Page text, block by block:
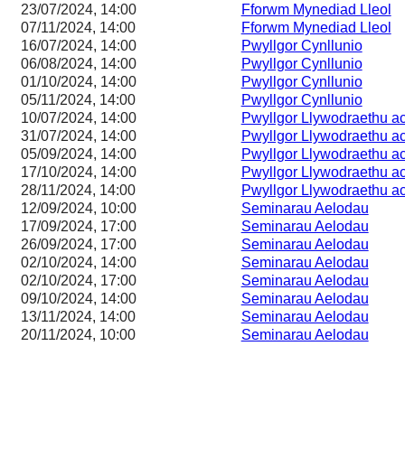
23/07/2024, 14:00 Fforwm Mynediad Lleol
07/11/2024, 14:00 Fforwm Mynediad Lleol
16/07/2024, 14:00 Pwyllgor Cynllunio
06/08/2024, 14:00 Pwyllgor Cynllunio
01/10/2024, 14:00 Pwyllgor Cynllunio
05/11/2024, 14:00 Pwyllgor Cynllunio
10/07/2024, 14:00
Pwyllgor Llywodraethu
31/07/2024, 14:00
Pwyllgor Llywodraethu
05/09/2024, 14:00
Pwyllgor Llywodraethu
17/10/2024, 14:00
Pwyllgor Llywodraethu
28/11/2024, 14:00
Pwyllgor Llywodraethu
12/09/2024, 10:00
Seminarau Aelodau
17/09/2024, 17:00 Seminarau Aelodau
26/09/2024, 17:00 Seminarau Aelodau
02/10/2024, 14:00 Seminarau Aelodau
02/10/2024, 17:00 Seminarau Aelodau
09/10/2024, 14:00 Seminarau Aelodau
13/11/2024, 14:00 Seminarau Aelodau
20/11/2024, 10:00 Seminarau Aelodau